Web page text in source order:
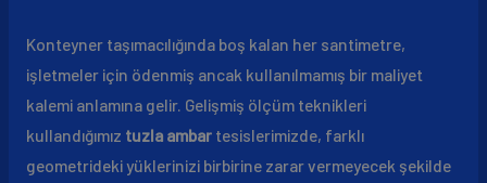
Konteyner taşımacılığında boş kalan her santimetre,
işletmeler için ödenmiş ancak kullanılmamış bir maliyet
kalemi anlamına gelir. Gelişmiş ölçüm teknikleri
kullandığımız tuzla ambartesislerimizde, farklı
geometrideki yüklerinizi birbirine zarar vermeyecek şekilde